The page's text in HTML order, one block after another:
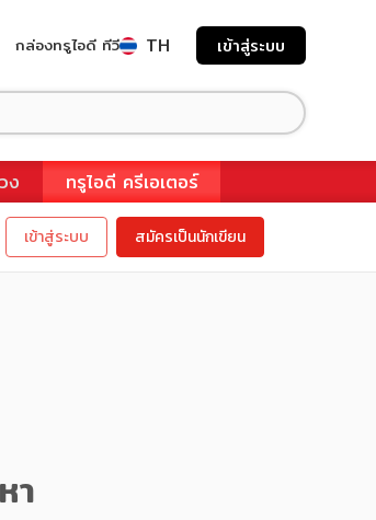
กล่องทรูไอดี ทีวี TH เข้าสู่ระบบ
ง ทรูไอดี ครีเอเตอร์
เข้าสู่ระบบ สมัครเป็นนักเขียน
า